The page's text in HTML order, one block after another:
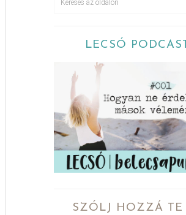
LECSÓ
SZÓLJ HOZZÁ TE